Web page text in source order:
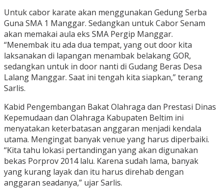
Untuk cabor karate akan menggunakan Gedung Serba
Guna SMA 1 Manggar. Sedangkan untuk Cabor Senam
akan memakai aula eks SMA Pergip Manggar.
“Menembak itu ada dua tempat, yang out door kita
laksanakan di lapangan menambak belakang GOR,
sedangkan untuk in door nanti di Gudang Beras Desa
Lalang Manggar. Saat ini tengah kita siapkan,” terang
Sarlis.
Kabid Pengembangan Bakat Olahraga dan Prestasi Dinas
Kepemudaan dan Olahraga Kabupaten Beltim ini
menyatakan keterbatasan anggaran menjadi kendala
utama. Mengingat banyak venue yang harus diperbaiki.
“Kita tahu lokasi pertandingan yang akan digunakan
bekas Porprov 2014 lalu. Karena sudah lama, banyak
yang kurang layak dan itu harus direhab dengan
anggaran seadanya,” ujar Sarlis.